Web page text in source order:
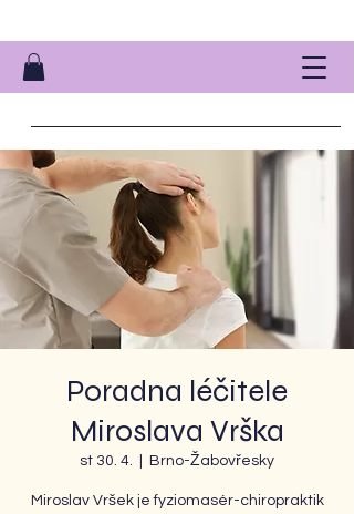
Poradna léčitele
Miroslava Vrška
st 30. 4. Brno-Žabovřesky
Miroslav Vršek je fyziomasér-chiropraktik